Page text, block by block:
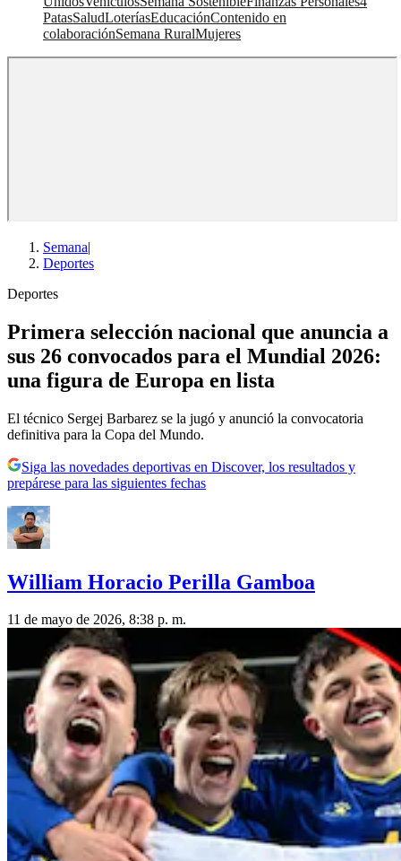
PatasSaludLoteríasEducaciónContenido en
colaboraciónSemana RuralMujeres
Semana|
Deportes
Deportes
Primera selección nacional que anuncia a
sus 26 convocados para el Mundial 2026:
una figura de Europa en lista
El técnico Sergej Barbarez se la jugó y anunció la convocatoria
definitiva para la Copa del Mundo.
Siga las novedades deportivas en Discover, los resultados y
prepárese para las siguientes fechas
William Horacio Perilla Gamboa
11 de mayo de 2026, 8:38 p. m.